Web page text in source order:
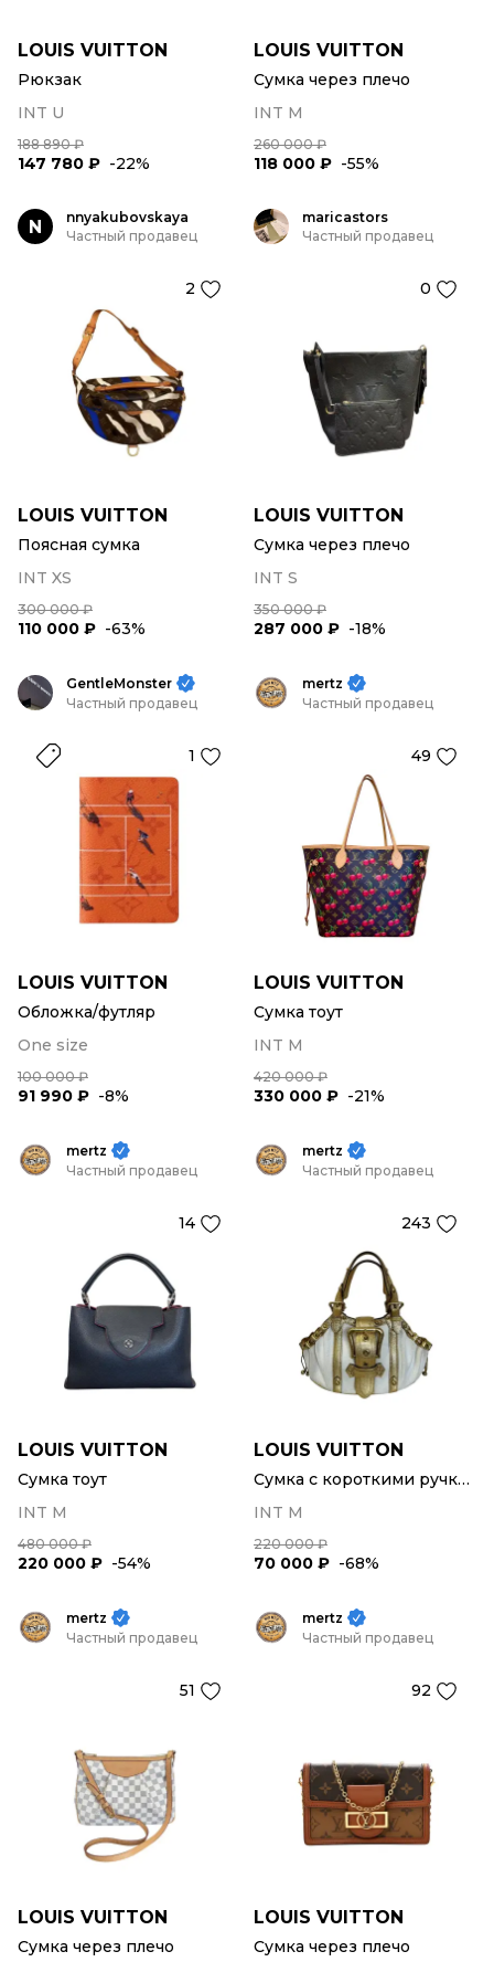
LOUIS VUITTON
Рюкзак
INT U
188 890 ₽
147 780 ₽ -22%
LOUIS VUITTON
Сумка через плечо
INT M
260 000 ₽
118 000 ₽ -55%
N
nnyakubovskaya
Частный продавец
2
LOUIS VUITTON
Поясная сумка
INT XS
300 000 ₽
110 000 ₽ -63%
maricastors
Частный продавец
0
LOUIS VUITTON
Сумка через плечо
INT S
350 000 ₽
287 000 ₽ -18%
GentleMonster
Частный продавец
1
LOUIS VUITTON
Обложка/футляр
One size
100 000 ₽
91 990 ₽ -8%
mertz
Частный продавец
49
LOUIS VUITTON
Сумка тоут
INT M
420 000 ₽
330 000 ₽ -21%
mertz
Частный продавец
14
LOUIS VUITTON
Сумка тоут
INT M
480 000 ₽
220 000 ₽ -54%
mertz
Частный продавец
243
LOUIS VUITTON
Сумка с короткими ручками
INT M
220 000 ₽
70 000 ₽ -68%
mertz
Частный продавец
51
LOUIS VUITTON
Сумка через плечо
mertz
Частный продавец
92
LOUIS VUITTON
Сумка через плечо